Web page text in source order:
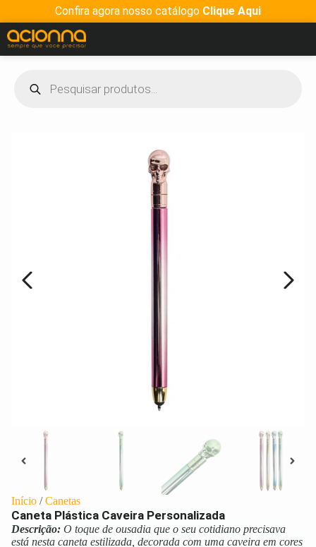
Confira agora nosso catálogo Clique Aqui
Início /Canetas
Caneta Plástica Caveira Personalizada
Descrição: O toque de ousadia que o seu cotidiano precisava
está nesta caneta estilizada, decorada com uma caveira em cores